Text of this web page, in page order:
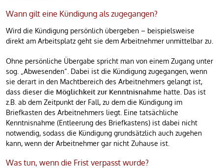
Wann gilt eine Kündigung als zugegangen?
Wird die Kündigung persönlich übergeben – beispielsweise
direkt am Arbeitsplatz geht sie dem Arbeitnehmer unmittelbar zu.
Ohne persönliche Übergabe spricht man von einem Zugang unter
sog. „Abwesenden“. Dabei ist die Kündigung zugegangen, wenn
sie derart in den Machtbereich des Arbeitnehmers gelangt ist,
dass dieser die Möglichkeit zur Kenntnisnahme hatte. Das ist
z.B. ab dem Zeitpunkt der Fall, zu dem die Kündigung im
Briefkasten des Arbeitnehmers liegt. Eine tatsächliche
Kenntnisnahme (Entleerung des Briefkastens) ist dabei nicht
notwendig, sodass die Kündigung grundsätzlich auch zugehen
kann, wenn der Arbeitnehmer gar nicht Zuhause ist.
Was tun, wenn die Frist verpasst wurde?